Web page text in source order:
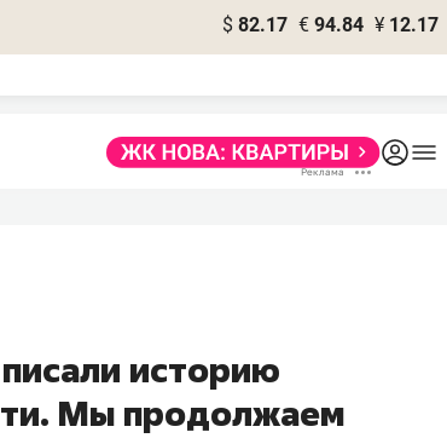
$ 82.17 € 94.84 ¥ 12.17
историю
Мы продолжаем